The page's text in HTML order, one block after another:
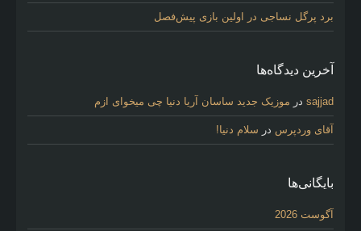
برد پرگل نساجی در اولین بازی پیش‌فصل
آخرین دیدگاه‌ها
sajjad در موزیک جدید ساسان آریا دنیا چی میخوای ازم
آقای وردپرس در سلام دنیا!
بایگانی‌ها
آگوست 2026